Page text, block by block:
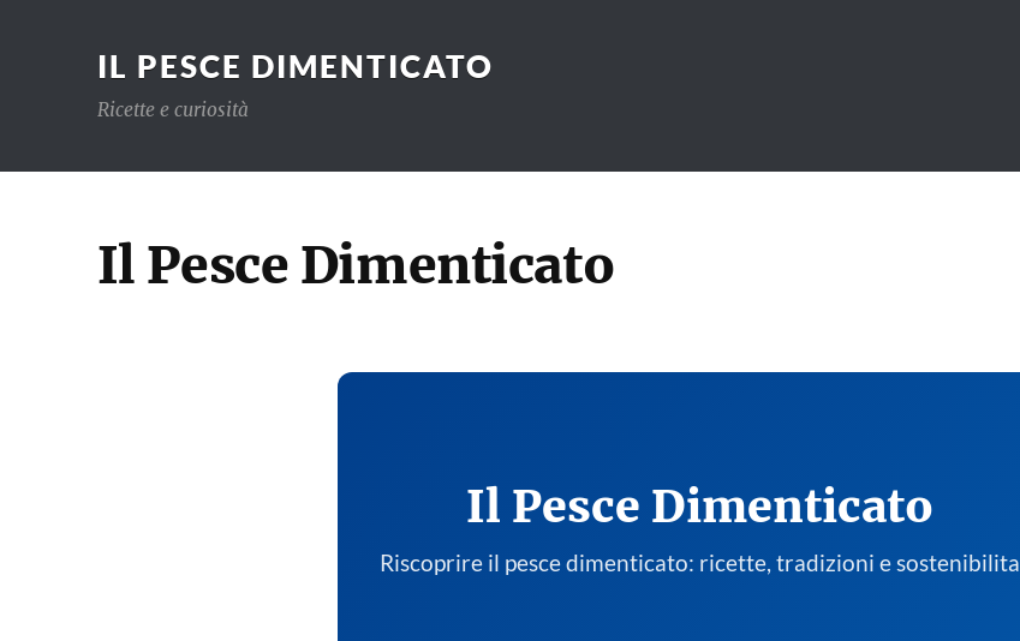
IL PESCE DIMENTICATO
Ricette e curiosità
Il Pesce Dimenticato
Il Pesce Dimenticato
Riscoprire il pesce dimenticato: ricette, tradizioni e sostenibilita